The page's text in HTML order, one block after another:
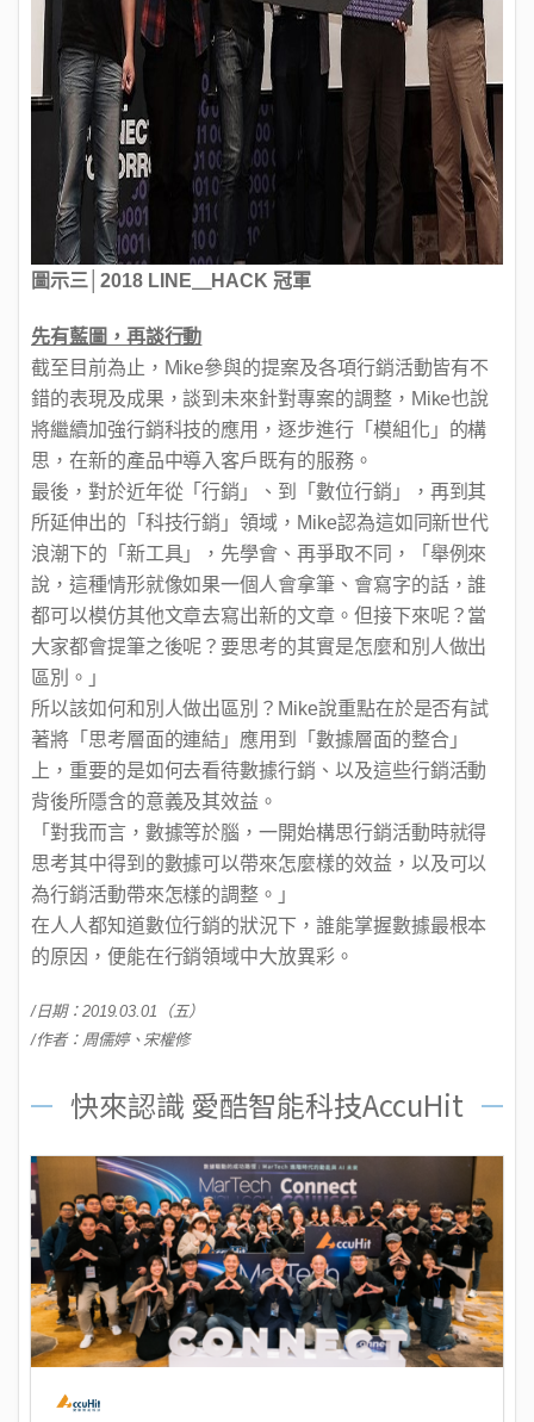
圖示三│2018 LINE＿HACK 冠軍
先有藍圖，再談行動
截至目前為止，Mike參與的提案及各項行銷活動皆有不
錯的表現及成果，談到未來針對專案的調整，Mike也說
將繼續加強行銷科技的應用，逐步進行「模組化」的構
思，在新的產品中導入客戶既有的服務。
最後，對於近年從「行銷」、到「數位行銷」，再到其
所延伸出的「科技行銷」領域，Mike認為這如同新世代
浪潮下的「新工具」，先學會、再爭取不同，「舉例來
說，這種情形就像如果一個人會拿筆、會寫字的話，誰
都可以模仿其他文章去寫出新的文章。但接下來呢？當
大家都會提筆之後呢？要思考的其實是怎麼和別人做出
區別。」
所以該如何和別人做出區別？Mike說重點在於是否有試
著將「思考層面的連結」應用到「數據層面的整合」
上，重要的是如何去看待數據行銷、以及這些行銷活動
背後所隱含的意義及其效益。
「對我而言，數據等於腦，一開始構思行銷活動時就得
思考其中得到的數據可以帶來怎麼樣的效益，以及可以
為行銷活動帶來怎樣的調整。」
在人人都知道數位行銷的狀況下，誰能掌握數據最根本
的原因，便能在行銷領域中大放異彩。
/日期：2019.03.01（五）
/作者：周儒婷、宋權修
快來認識 愛酷智能科技AccuHit